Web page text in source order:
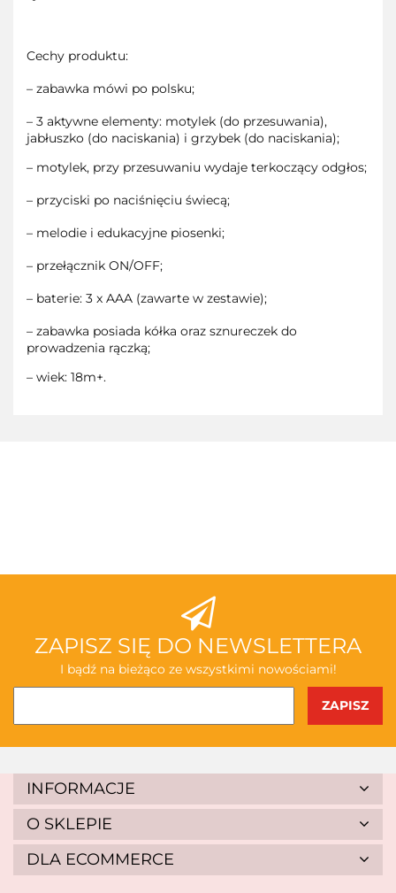
Cechy produktu:
– zabawka mówi po polsku;
– 3 aktywne elementy: motylek (do przesuwania),
jabłuszko (do naciskania) i grzybek (do naciskania);
– motylek, przy przesuwaniu wydaje terkoczący odgłos;
– przyciski po naciśnięciu świecą;
– melodie i edukacyjne piosenki;
– przełącznik ON/OFF;
– baterie: 3 x AAA (zawarte w zestawie);
– zabawka posiada kółka oraz sznureczek do
prowadzenia rączką;
– wiek: 18m+.
ABAKUS
AKSJOMAT
ZAPISZ SIĘ DO NEWSLETTERA
I bądź na bieżąco ze wszystkimi nowościami!
INFORMACJE
O SKLEPIE
DLA ECOMMERCE